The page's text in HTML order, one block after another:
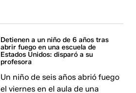
Detienen a un niño de 6 años tras
abrir fuego en una escuela de
Estados Unidos: disparó a su
profesora
Un niño de seis años abrió fuego
el viernes en el aula de una